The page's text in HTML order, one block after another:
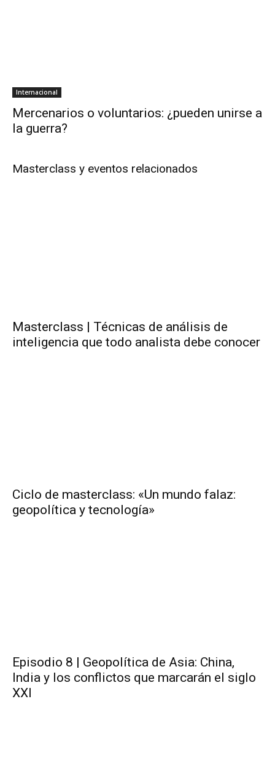
Internacional
Mercenarios o voluntarios: ¿pueden unirse a
la guerra?
Masterclass y eventos relacionados
Masterclass | Técnicas de análisis de
inteligencia que todo analista debe conocer
Ciclo de masterclass: «Un mundo falaz:
geopolítica y tecnología»
Episodio 8 | Geopolítica de Asia: China,
India y los conflictos que marcarán el siglo
XXI